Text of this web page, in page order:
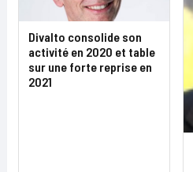
Divalto consolide son
activité en 2020 et table
sur une forte reprise en
2021